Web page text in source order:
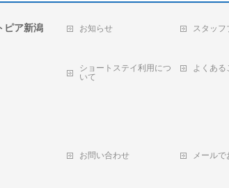
ピア新潟 お知らせ スタッフ
ショートステイ利用につ
いて
よくある
お問い合わせ メール